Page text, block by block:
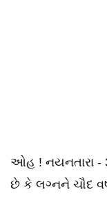
ઓહ ! નયનતારા -
છે કે લગ્નને ચૌદ